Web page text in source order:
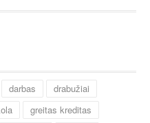
darbas
drabužiai
greitas kreditas